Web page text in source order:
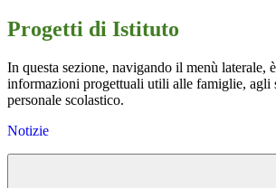
Progetti di Istituto
In questa sezione, navigando il menù laterale,
informazioni progettuali utili alle famiglie, agli
personale scolastico.
Notizie